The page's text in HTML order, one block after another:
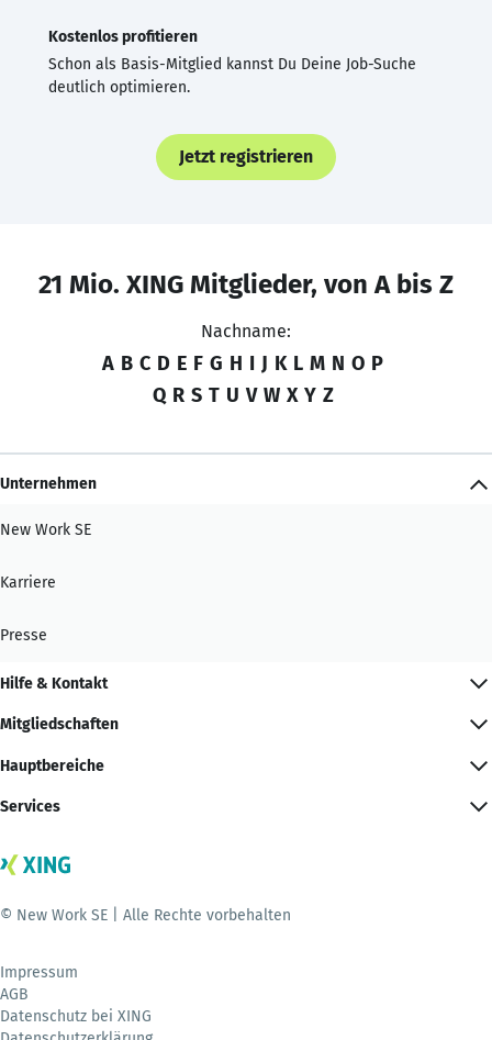
Kostenlos profitieren
Schon als Basis-Mitglied kannst Du Deine Job-Suche
deutlich optimieren.
Jetzt registrieren
21 Mio. XING Mitglieder, von A bis Z
Nachname:
A B C D E F G H I J K L M N O P
Q R S T U V W X Y Z
Unternehmen
New Work SE
Karriere
Presse
Hilfe & Kontakt
Mitgliedschaften
Hauptbereiche
Services
© New Work SE | Alle Rechte vorbehalten
Impressum
AGB
Datenschutz bei XING